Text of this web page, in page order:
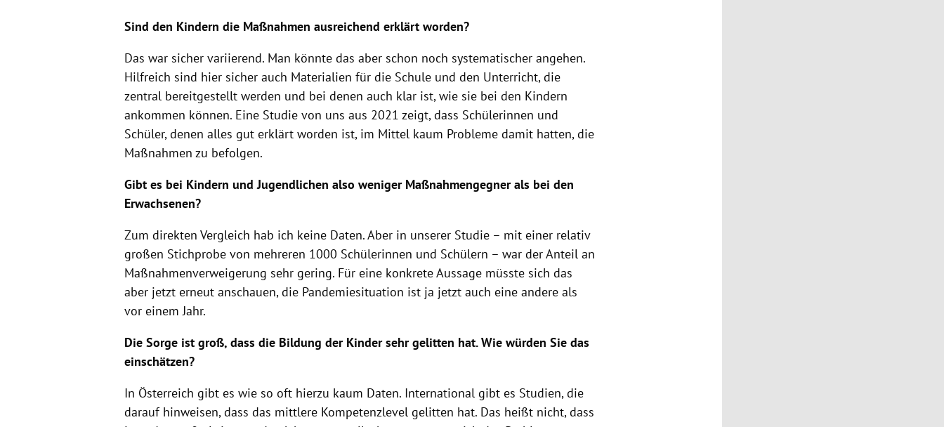
Sind den Kindern die Maßnahmen ausreichend erklärt worden?
Das war sicher variierend. Man könnte das aber schon noch systematischer angehen.
Hilfreich sind hier sicher auch Materialien für die Schule und den Unterricht, die
zentral bereitgestellt werden und bei denen auch klar ist, wie sie bei den Kindern
ankommen können. Eine Studie von uns aus 2021 zeigt, dass Schülerinnen und
Schüler, denen alles gut erklärt worden ist, im Mittel kaum Probleme damit hatten, die
Maßnahmen zu befolgen.
Gibt es bei Kindern und Jugendlichen also weniger Maßnahmengegner als bei den
Erwachsenen?
Zum direkten Vergleich hab ich keine Daten. Aber in unserer Studie – mit einer relativ
großen Stichprobe von mehreren 1000 Schülerinnen und Schülern – war der Anteil an
Maßnahmenverweigerung sehr gering. Für eine konkrete Aussage müsste sich das
aber jetzt erneut anschauen, die Pandemiesituation ist ja jetzt auch eine andere als
vor einem Jahr.
Die Sorge ist groß, dass die Bildung der Kinder sehr gelitten hat. Wie würden Sie das
einschätzen?
In Österreich gibt es wie so oft hierzu kaum Daten. International gibt es Studien, die
darauf hinweisen, dass das mittlere Kompetenzlevel gelitten hat. Das heißt nicht, dass